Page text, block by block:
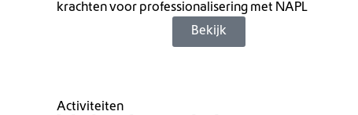
krachten voor professionalisering met NAPL
Bekijk
Activiteiten